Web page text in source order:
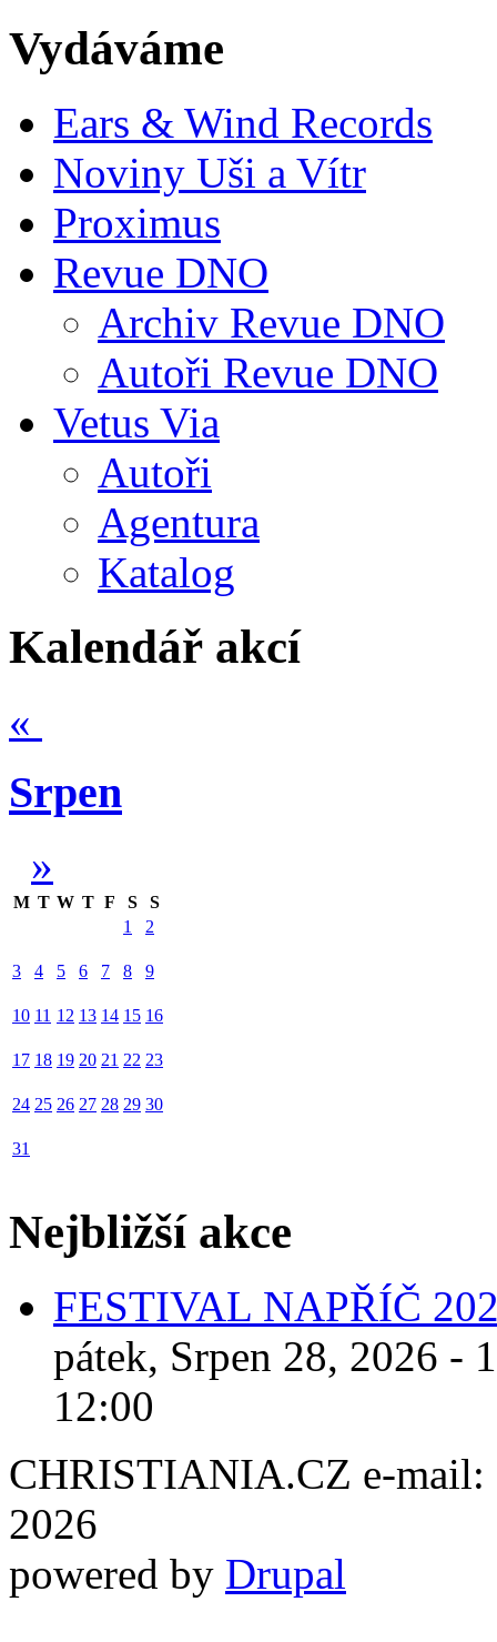
Vydáváme
Ears & Wind Records
Noviny Uši a Vítr
Proximus
Revue DNO
Archiv Revue DNO
Autoři Revue DNO
Vetus Via
Autoři
Agentura
Katalog
Kalendář akcí
«
Srpen
»
M T W T F S
S
1
2
3 4 5 6 7 8 9
10 11 12 13 14 15 16
17 18 19 20 21 22 23
24 25 26 27 28 29 30
31
Nejbližší akce
FESTIVAL NAPŘÍČ
pátek, Srpen 28, 2026 -
12:00
CHRISTIANIA.CZ e-mail:
2026
powered by Drupal